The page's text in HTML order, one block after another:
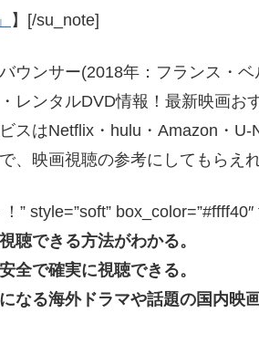
】[/su_note]
ウンサー(2018年：フランス・
レンタルDVD情報！最新映画お
スはNetflix・hulu・Amazon・
、映画視聴の参考にしてもらえ
” style=”soft”
聴できる方法がわかる。
全で確実に視聴できる。
なる海外ドラマや話題の国内映